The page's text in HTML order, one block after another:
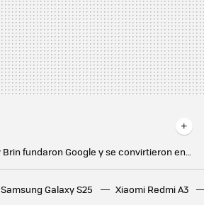
Larry Page y Sergey Brin fundaron Google y se convirtieron en multimillonarios. Ahora se dedican a coleccionar aviones
Android, Chrome y el buscador por separado. Así es como Estados Unidos quiere dividir a Google en distintas empresas
Yo también cometía este error al usar el horno en casa, hasta que me enteré que podía causar daños en los muebles de la cocina
Samsung Galaxy S25 Xiaomi Redmi A3